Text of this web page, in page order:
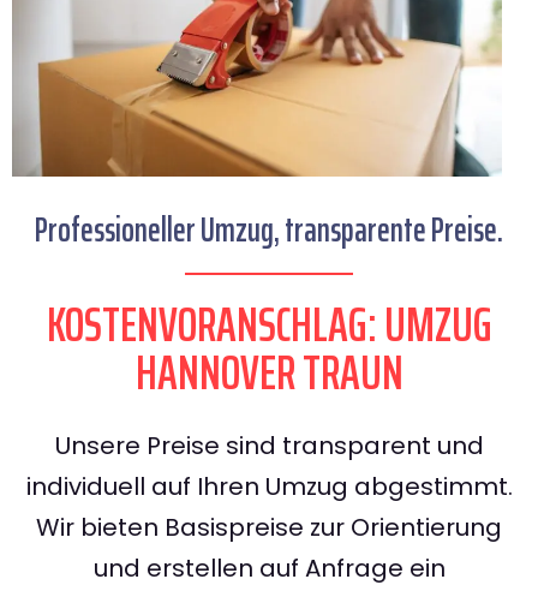
Professioneller Umzug, transparente Preise.
KOSTENVORANSCHLAG: UMZUG
HANNOVER TRAUN
Unsere Preise sind transparent und
individuell auf Ihren Umzug abgestimmt.
Wir bieten Basispreise zur Orientierung
und erstellen auf Anfrage ein